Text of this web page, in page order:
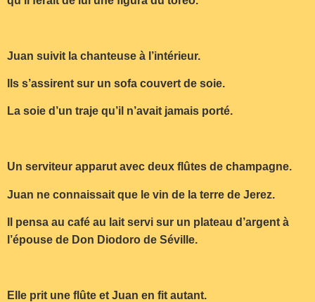
Juan suivit la chanteuse à l’intérieur.
Ils s’assirent sur un sofa couvert de soie.
La soie d’un traje qu’il n’avait jamais porté.
Un serviteur apparut avec deux flûtes de champagne.
Juan ne connaissait que le vin de la terre de Jerez.
Il pensa au café au lait servi sur un plateau d’argent à
l’épouse de Don Diodoro de Séville.
Elle prit une flûte et Juan en fit autant.